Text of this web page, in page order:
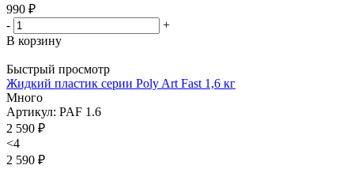
990 ₽
-
+
В корзину
Быстрый просмотр
Жидкий пластик серии Poly Art Fast 1,6 кг
Много
Артикул: PAF 1.6
2 590 ₽
<4
2 590 ₽